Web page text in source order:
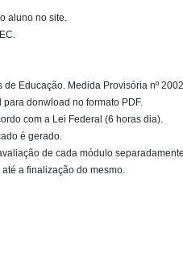
aluno no site.
Educação. Medida Provisória nº
donwload no formato PDF.
com a Lei Federal (6 horas dia).
é gerado.
de cada módulo
a finalização do mesmo.